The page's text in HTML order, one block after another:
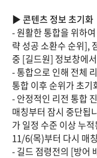
▶ 콘텐츠 정보 초기화
- 원활한 통합을 위하
략 성공 소환수 순위],
중 [길드원] 정보창에
- 통합으로 인해 전체
통합 이후 순위가 초기
- 안정적인 리전 통합
매칭부터 잠시 중단됩
가 일정 수준 이상 누
11/6(목)부터 다시 매
- 길드 점령전의 [방어